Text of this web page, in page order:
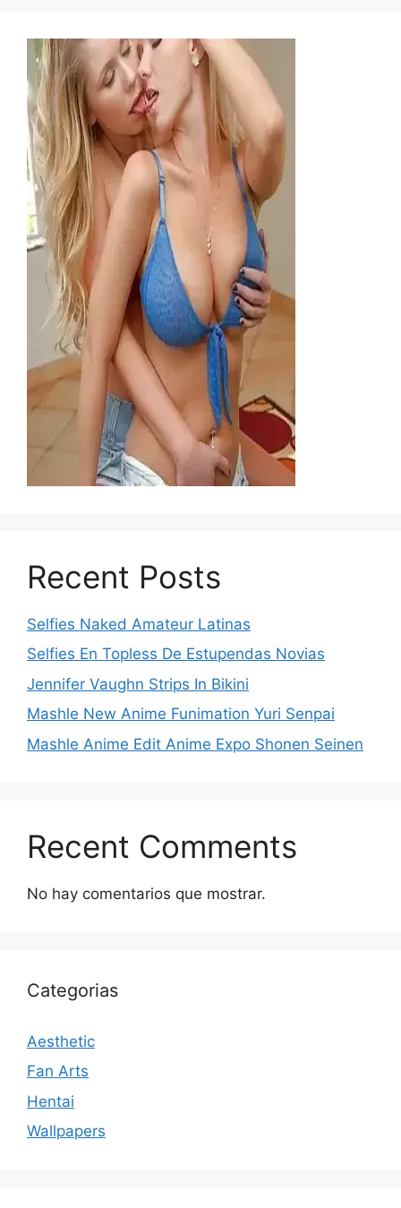
Recent Posts
Selfies Naked Amateur Latinas
Selfies En Topless De Estupendas Novias
Jennifer Vaughn Strips In Bikini
Mashle New Anime Funimation Yuri Senpai
Mashle Anime Edit Anime Expo Shonen Seinen
Recent Comments
No hay comentarios que mostrar.
Categorias
Aesthetic
Fan Arts
Hentai
Wallpapers